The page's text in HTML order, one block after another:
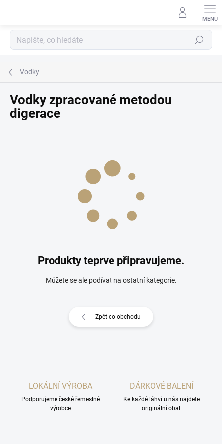
Hledat
Vodky
Vodky zpracované metodou
digerace
Produkty teprve připravujeme.
Můžete se ale podívat na ostatní kategorie.
Zpět do obchodu
LOKÁLNÍ VÝROBA
Podporujeme české řemeslné
výrobce
DÁRKOVÉ BALENÍ
Ke každé láhvi u nás najdete
originální obal.